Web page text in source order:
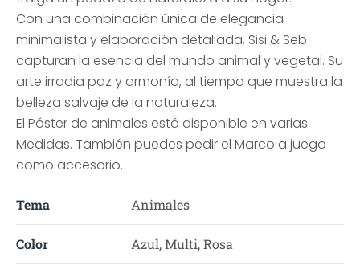
Con una combinación única de elegancia
minimalista y elaboración detallada, Sisi & Seb
capturan la esencia del mundo animal y vegetal. Su
arte irradia paz y armonía, al tiempo que muestra la
belleza salvaje de la naturaleza.
El Póster de animales está disponible en varias
Medidas. También puedes pedir el Marco a juego
como accesorio.
Tema Animales
Color Azul, Multi, Rosa